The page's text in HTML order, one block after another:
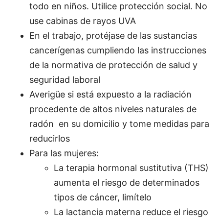
todo en niños. Utilice protección social. No
use cabinas de rayos UVA
En el trabajo, protéjase de las sustancias
cancerígenas cumpliendo las instrucciones
de la normativa de protección de salud y
seguridad laboral
Averigüe si está expuesto a la radiación
procedente de altos niveles naturales de
radón en su domicilio y tome medidas para
reducirlos
Para las mujeres:
La terapia hormonal sustitutiva (THS)
aumenta el riesgo de determinados
tipos de cáncer, limítelo
La lactancia materna reduce el riesgo